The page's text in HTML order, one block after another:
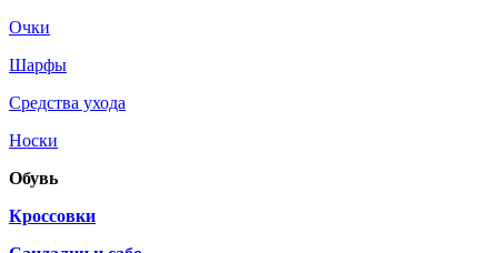
Очки
Шарфы
Средства ухода
Носки
Обувь
Кроссовки